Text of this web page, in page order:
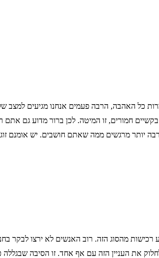
כל האהבה, הרבה פעמים אנחנו מגיעים למצב
חמורים, זו המיטה. לכן ברור מדוע גם אתם
יותר מרגשים ממה שאתם חושבים. יש אומנם
רכישות מהסוג הזה. רוב האנשים לא ירצו לבקר
את העניין הזה עם אף אחד. זו הסיבה